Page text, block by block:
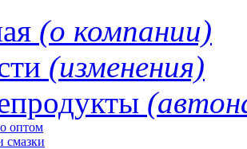
(о компании)
(изменения)
оптом
смазки